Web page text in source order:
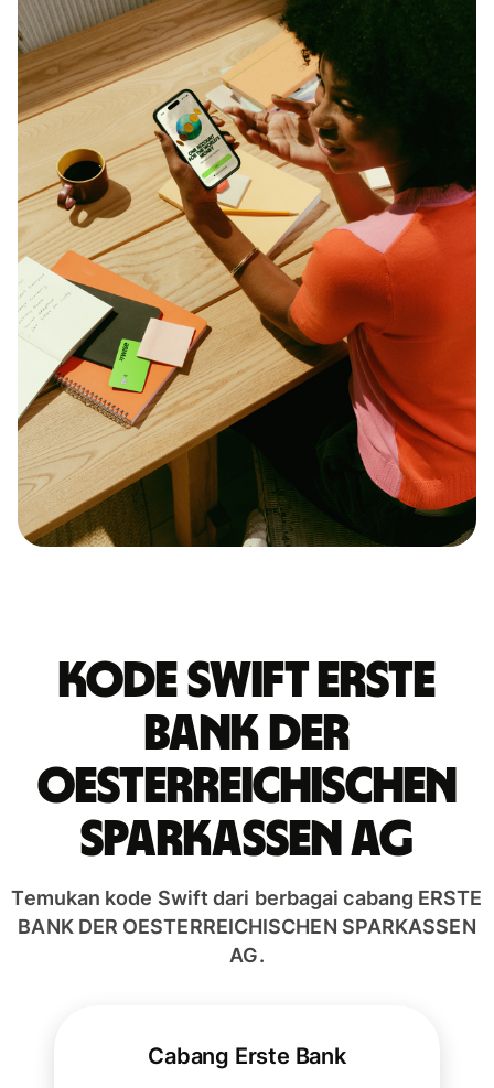
Kode Swift ERSTE
BANK DER
OESTERREICHISCHEN
SPARKASSEN AG
Temukan kode Swift dari berbagai cabang ERSTE
BANK DER OESTERREICHISCHEN SPARKASSEN
AG.
Cabang Erste Bank